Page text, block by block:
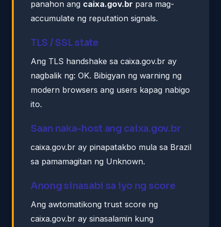
panahon ang caixa.gov.br para mag-
accumulate ng reputation signals.
TLS / SSL state
Ang TLS handshake sa caixa.gov.br ay
nagbalik ng: OK. Bibigyan ng warning ng
modern browsers ang users kapag nabigo
ito.
Saan naka-host ang caixa.gov.br
caixa.gov.br ay pinapatakbo mula sa Brazil
sa pamamagitan ng Unknown.
Anong sinasabi sa iyo ng score
Ang awtomatikong trust score ng
caixa.gov.br ay sinasalamin kung